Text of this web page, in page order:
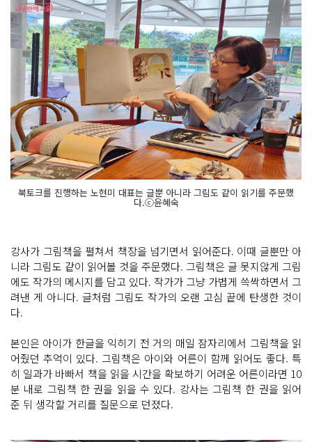
북토크를 진행하는 노현미 대표는 글뿐 아니라 그림도 같이 읽기를 주문했
다.ⓒ윤혜숙
강사가 그림책을 펼쳐서 책장을 넘기면서 읽어준다. 이때 글뿐만 아
니라 그림도 같이 읽어볼 것을 주문했다. 그림책은 글 못지않게 그림
에도 작가의 메시지를 담고 있다. 작가가 그냥 가볍게 쓱싹하면서 그
려낸 게 아니다. 글처럼 그림도 작가의 오랜 고심 끝에 탄생한 것이
다.
본인은 아이가 한글을 익히기 전 거의 매일 잠자리에서 그림책을 읽
어줬던 추억이 있다. 그림책은 아이와 어른이 함께 읽어도 좋다. 특
히 일과가 바빠서 책을 읽을 시간을 확보하기 어려운 어른이라면 10
분 내로 그림책 한 권을 읽을 수 있다. 강사는 그림책 한 권을 읽어
준 뒤 생각할 거리를 질문으로 던졌다.